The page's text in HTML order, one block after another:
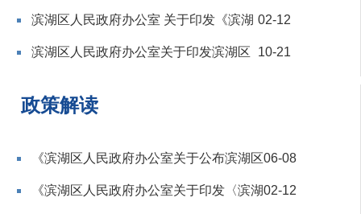
02-12
滨湖区人民政府办公室 关于印发《滨湖
10-21
滨湖区人民政府办公室关于印发滨湖区
政策解读
06-08
《滨湖区人民政府办公室关于公布滨湖区
02-12
《滨湖区人民政府办公室关于印发〈滨湖